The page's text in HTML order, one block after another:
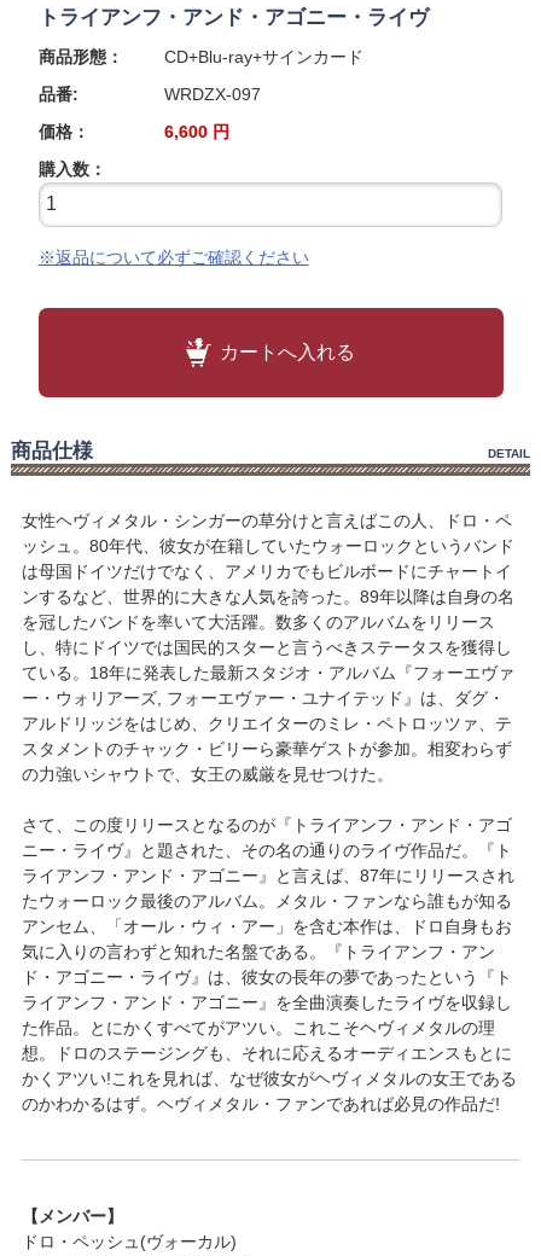
トライアンフ・アンド・アゴニー・ライヴ
商品形態：
CD+Blu-ray+サインカード
品番:
WRDZX-097
価格：
6,600 円
購入数：
※返品について必ずご確認ください
カートへ入れる
商品仕様 DETAIL
女性ヘヴィメタル・シンガーの草分けと言えばこの人、ドロ・ペ
ッシュ。80年代、彼女が在籍していたウォーロックというバンド
は母国ドイツだけでなく、アメリカでもビルボードにチャートイ
ンするなど、世界的に大きな人気を誇った。89年以降は自身の名
を冠したバンドを率いて大活躍。数多くのアルバムをリリース
し、特にドイツでは国民的スターと言うべきステータスを獲得し
ている。18年に発表した最新スタジオ・アルバム『フォーエヴァ
ー・ウォリアーズ, フォーエヴァー・ユナイテッド』は、ダグ・
アルドリッジをはじめ、クリエイターのミレ・ペトロッツァ、テ
スタメントのチャック・ビリーら豪華ゲストが参加。相変わらず
の力強いシャウトで、女王の威厳を見せつけた。
さて、この度リリースとなるのが『トライアンフ・アンド・アゴ
ニー・ライヴ』と題された、その名の通りのライヴ作品だ。『ト
ライアンフ・アンド・アゴニー』と言えば、87年にリリースされ
たウォーロック最後のアルバム。メタル・ファンなら誰もが知る
アンセム、「オール・ウィ・アー」を含む本作は、ドロ自身もお
気に入りの言わずと知れた名盤である。『トライアンフ・アン
ド・アゴニー・ライヴ』は、彼女の長年の夢であったという『ト
ライアンフ・アンド・アゴニー』を全曲演奏したライヴを収録し
た作品。とにかくすべてがアツい。これこそヘヴィメタルの理
想。ドロのステージングも、それに応えるオーディエンスもとに
かくアツい!これを見れば、なぜ彼女がヘヴィメタルの女王である
のかわかるはず。ヘヴィメタル・ファンであれば必見の作品だ!
【メンバー】
ドロ・ペッシュ(ヴォーカル)